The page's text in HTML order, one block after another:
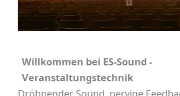
Willkommen bei ES-Sound -
Veranstaltungstechnik